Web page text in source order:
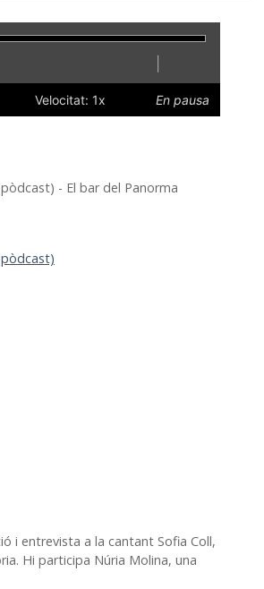
Lent
Velocitat: 1x En pausa
- El bar del Panorma
i entrevista a la cantant Sofia Coll,
Hi participa Núria Molina, una